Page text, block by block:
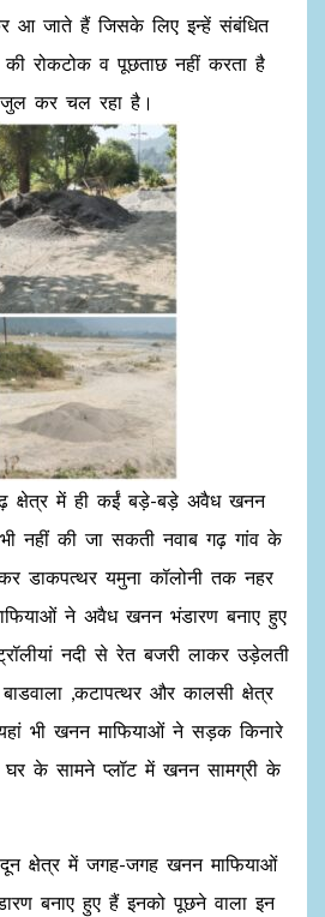
आ जाते हैं जिसके लिए इन्हें संबंधित
की रोकटोक व पूछताछ नहीं करता है
कर चल रहा है।
क्षेत्र में ही कईं बड़े-बड़े अवैध खनन
नहीं की जा सकती नवाब गढ़ गांव के
डाकपत्थर यमुना कॉलोनी तक नहर
ने अवैध खनन भंडारण बनाए हुए
नदी से रेत बजरी लाकर उड़ेलती
,कटापत्थर और कालसी क्षेत्र
भी खनन माफियाओं ने सड़क किनारे
के सामने प्लॉट में खनन सामग्री के
क्षेत्र में जगह-जगह खनन माफियाओं
बनाए हुए हैं इनको पूछने वाला इन